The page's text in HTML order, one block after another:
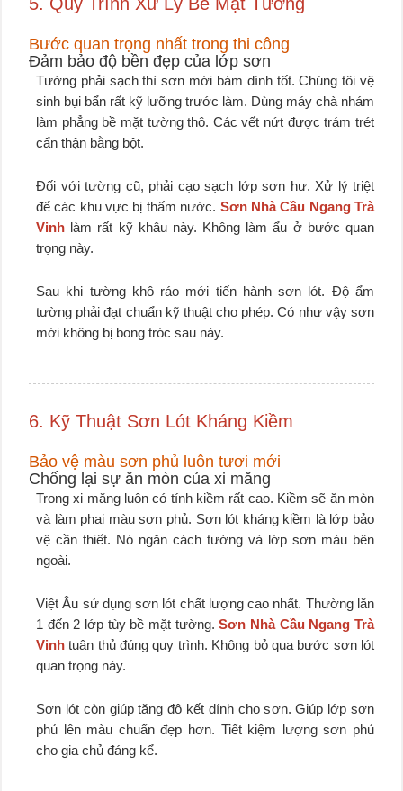
Bước quan trọng nhất trong thi công
Đảm bảo độ bền đẹp của lớp sơn
Tường phải sạch thì sơn mới bám dính tốt. Chúng tôi vệ
sinh bụi bẩn rất kỹ lưỡng trước làm. Dùng máy chà nhám
làm phẳng bề mặt tường thô. Các vết nứt được trám trét
cẩn thận bằng bột.
Đối với tường cũ, phải cạo sạch lớp sơn hư. Xử lý triệt
để các khu vực bị thấm nước. Sơn Nhà Cầu Ngang Trà
Vinh làm rất kỹ khâu này. Không làm ẩu ở bước quan
trọng này.
Sau khi tường khô ráo mới tiến hành sơn lót. Độ ẩm
tường phải đạt chuẩn kỹ thuật cho phép. Có như vậy sơn
mới không bị bong tróc sau này.
6. Kỹ Thuật Sơn Lót Kháng Kiềm
Bảo vệ màu sơn phủ luôn tươi mới
Chống lại sự ăn mòn của xi măng
Trong xi măng luôn có tính kiềm rất cao. Kiềm sẽ ăn mòn
và làm phai màu sơn phủ. Sơn lót kháng kiềm là lớp bảo
vệ cần thiết. Nó ngăn cách tường và lớp sơn màu bên
ngoài.
Việt Âu sử dụng sơn lót chất lượng cao nhất. Thường lăn
1 đến 2 lớp tùy bề mặt tường.Sơn Nhà Cầu Ngang Trà
Vinh tuân thủ đúng quy trình. Không bỏ qua bước sơn lót
quan trọng này.
Sơn lót còn giúp tăng độ kết dính cho sơn. Giúp lớp sơn
phủ lên màu chuẩn đẹp hơn. Tiết kiệm lượng sơn phủ
cho gia chủ đáng kể.